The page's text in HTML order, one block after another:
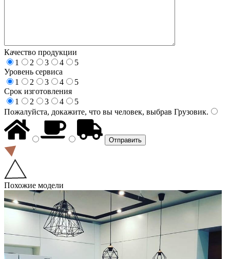
Качество продукции
1
2 3 4
5
Уровень сервиса
1
2 3 4
5
Срок изготовления
1
2 3 4
5
Пожалуйста, докажите, что вы человек, выбрав Грузовик.
Похожие модели